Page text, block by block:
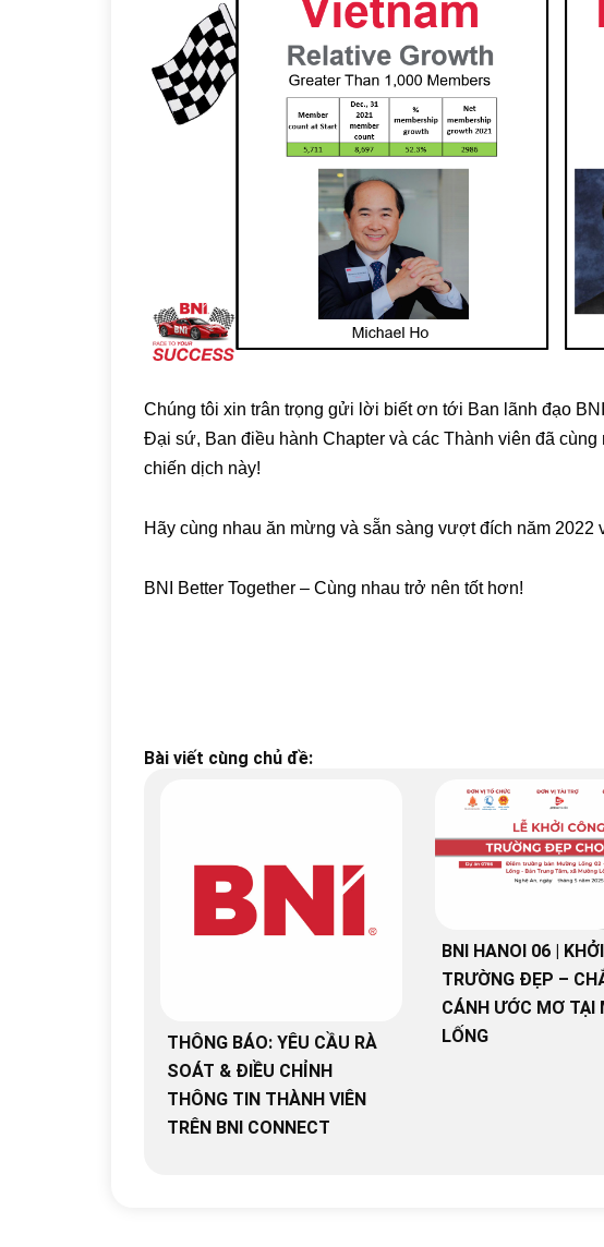
Chúng tôi xin trân trọng gửi lời biết ơn tới Ban lãnh đạo
Đại sứ, Ban điều hành Chapter và các Thành viên đã
chiến dịch này!
Hãy cùng nhau ăn mừng và sẵn sàng vượt đích năm 2022
BNI Better Together – Cùng nhau trở nên tốt hơn!
Bài viết cùng chủ đề:
THÔNG BÁO: YÊU CẦU RÀ
SOÁT & ĐIỀU CHỈNH
THÔNG TIN THÀNH VIÊN
TRÊN BNI CONNECT
BNI HANOI 06 |
TRƯỜNG ĐẸP –
CÁNH ƯỚC MƠ TẠI
LỐNG